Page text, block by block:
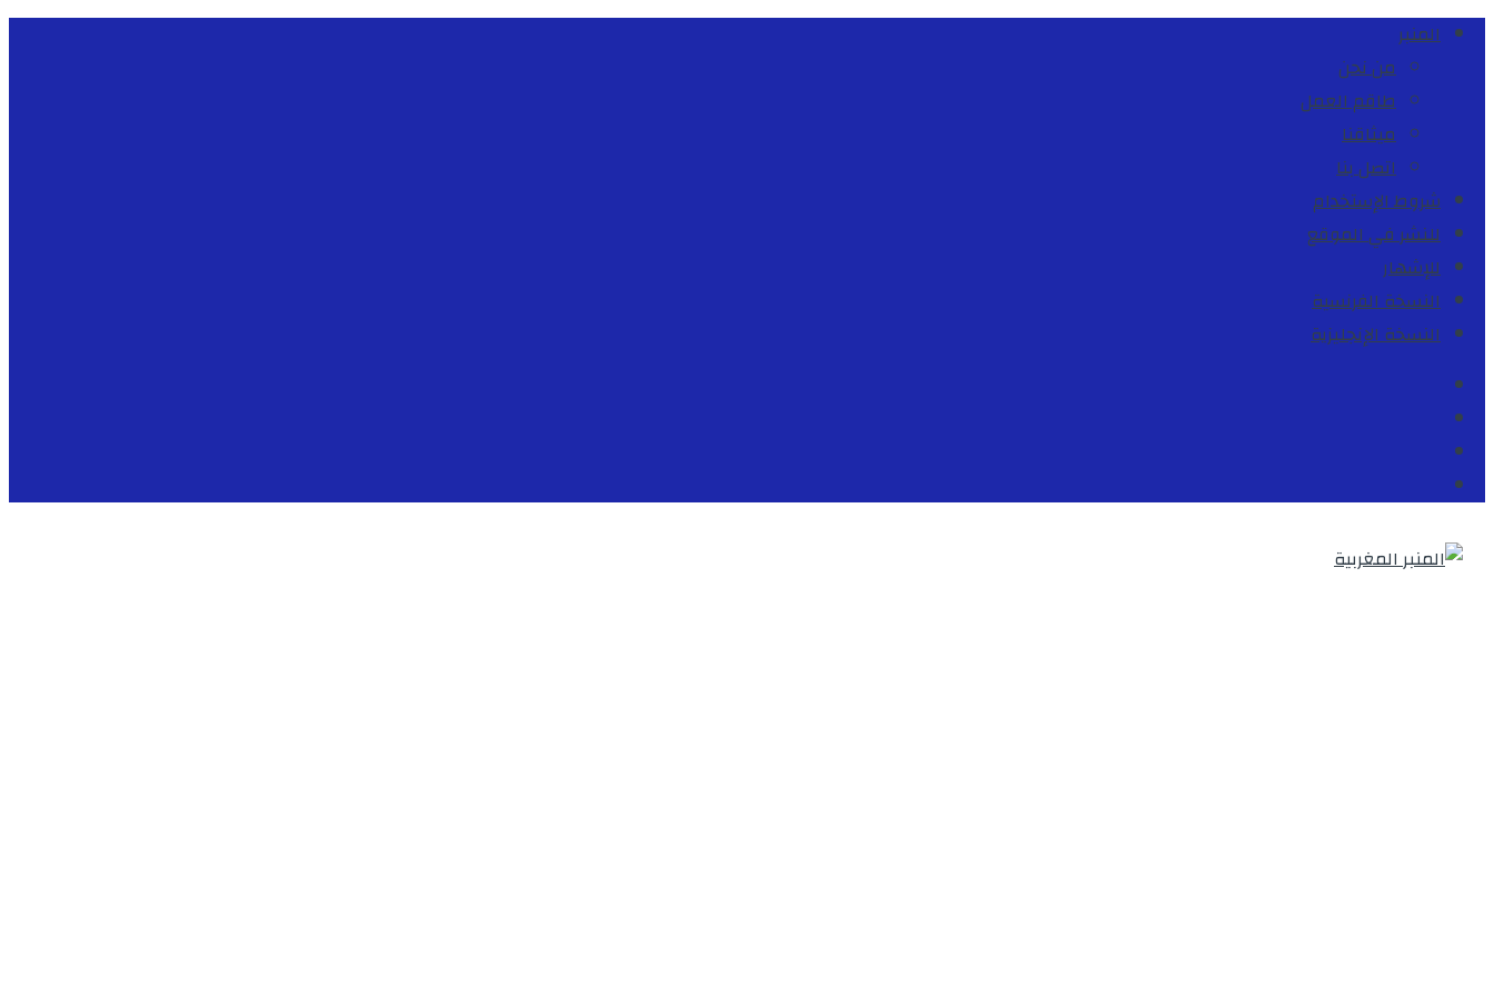
المنبر
من نحن
طاقم العمل
ميثاقنا
اتصل بنا
شروط الإستخدام
للنشر في الموقع
للإشهار
النسخة الفرنسية
النسخة الإنجليزية